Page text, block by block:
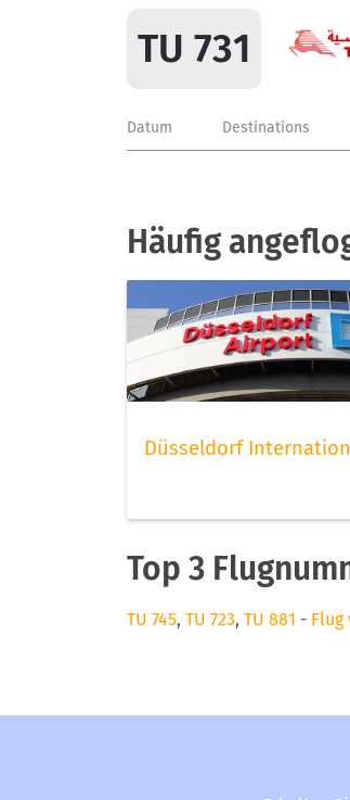
TU 731
Datum Destinations
Häufig
Düsseldorf
Top 3
TU 745, TU 723, TU 881 - Flug